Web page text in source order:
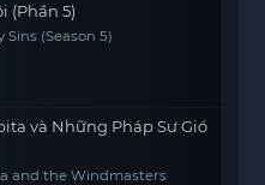
(Phần 5)
Sins (Season 5)
và Những Pháp Sư Gió
and the Windmasters